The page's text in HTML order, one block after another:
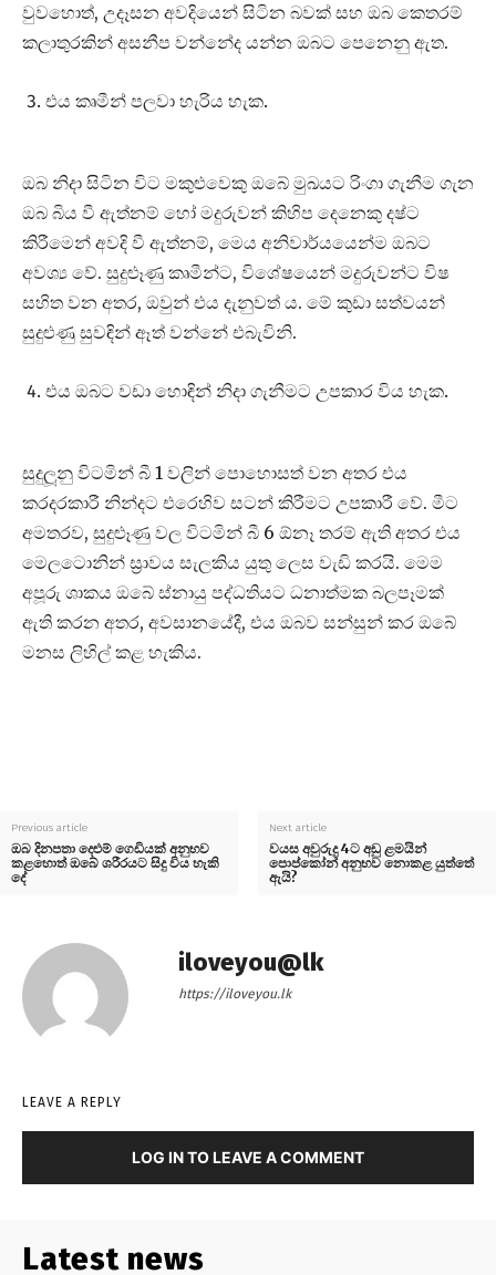
වුවහොත්, උදෑසන අවදියෙන් සිටින බවක් සහ ඔබ කෙතරම්
කලාතුරකින් අසනීප වන්නේද යන්න ඔබට පෙනෙනු ඇත.
එය කෘමීන් පලවා හැරිය හැක.
ඔබ නිදා සිටින විට මකුළුවෙකු ඔබේ මුඛයට රිංගා ගැනීම ගැන
ඔබ බිය වී ඇත්නම් හෝ මදුරුවන් කිහිප දෙනෙකු දෂ්ට
කිරීමෙන් අවදි වී ඇත්නම්, මෙය අනිවාර්යයෙන්ම ඔබට
අවශ්‍ය වේ. සුදුළූණු කෘමීන්ට, විශේෂයෙන් මදුරුවන්ට විෂ
සහිත වන අතර, ඔවුන් එය දැනුවත් ය. මේ කුඩා සත්වයන්
සුදුළුණු සුවඳින් ඈත් වන්නේ එබැවිනි.
එය ඔබට වඩා හොඳින් නිදා ගැනීමට උපකාර විය හැක.
සුදුලූනු විටමින් බී 1 වලින් පොහොසත් වන අතර එය
කරදරකාරී නින්දට එරෙහිව සටන් කිරීමට උපකාරී වේ. මීට
අමතරව, සුදුළූණු වල විටමින් බී 6 ඕනෑ තරම් ඇති අතර එය
මෙලටොනින් ස්‍රාවය සැලකිය යුතු ලෙස වැඩි කරයි. මෙම
අපූරු ශාකය ඔබේ ස්නායු පද්ධතියට ධනාත්මක බලපෑමක්
ඇති කරන අතර, අවසානයේදී, එය ඔබව සන්සුන් කර ඔබේ
මනස ලිහිල් කළ හැකිය.
Previous article
ඔබ දිනපතා දෙළුම් ගෙඩියක් අනුභව
කළහොත් ඔබේ ශරීරයට සිදු විය හැකි
දේ
Next article
වයස අවුරුදු 4ට අඩු ළමයින්
පොප්කෝන් අනුභව නොකළ යුත්තේ
ඇයි?
iloveyou@lk
https://iloveyou.lk
LEAVE A REPLY
LOG IN TO LEAVE A COMMENT
Latest news